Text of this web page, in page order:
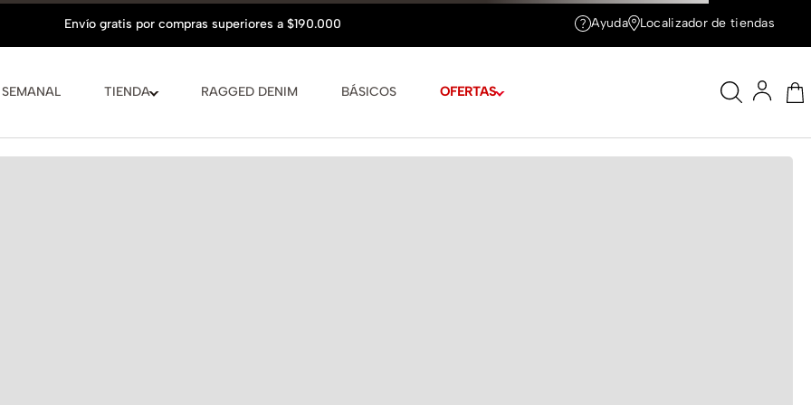
TIENDA RAGGED DENIM BÁSICOS OFERTAS
Ayuda Localizador de tiendas
Hasta6 cuotas Cuotas de$21.372